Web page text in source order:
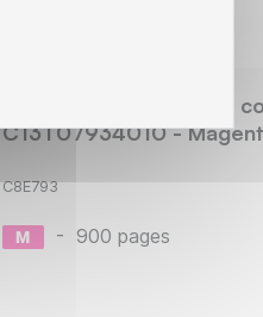
Epson E793 Cartouche
C13T07934010 -
C8E793
- 900 pages